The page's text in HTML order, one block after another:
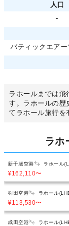
人口
-
バティックエア
ラホールまでは飛
す。ラホールの歴
てラホール旅行を
ラホ
新千歳空港 ラホール
¥162,110〜
羽田空港 ラホール
¥113,530〜
成田空港 ラホール